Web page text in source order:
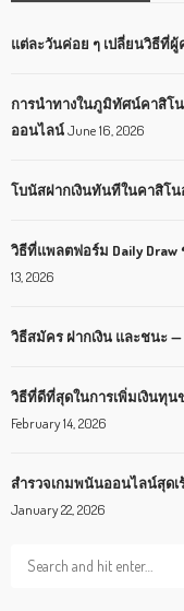
แต่ละวันค่อย ๆ เปลี่ยนวิธีที่ผู้
การนำทางในภูมิทัศน์คาสิโ
ออนไลน์June 16, 2026
โบนัสฝากเงินทันทีในคาสิโ
วิธีที่แพลตฟอร์ม Daily Draw
13, 2026
วิธีสมัคร ฝากเงิน และชนะ
วิธีที่ดีที่สุดในการเพิ่มเงินทุ
February 14, 2026
สำรวจเกมพนันออนไลน์สุดเ
January 22, 2026